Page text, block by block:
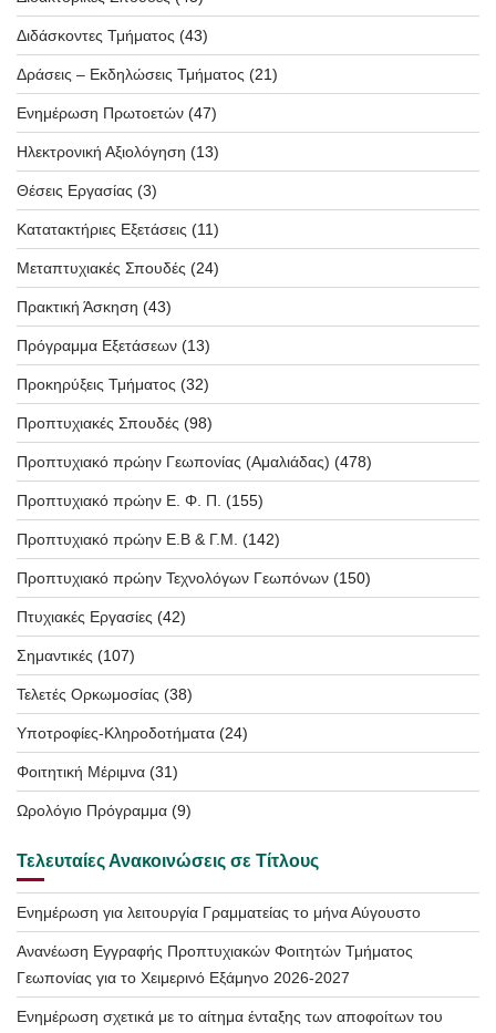
Διδάσκοντες Τμήματος (43)
Δράσεις – Εκδηλώσεις Τμήματος (21)
Ενημέρωση Πρωτοετών (47)
Ηλεκτρονική Αξιολόγηση (13)
Θέσεις Εργασίας (3)
Κατατακτήριες Εξετάσεις (11)
Μεταπτυχιακές Σπουδές (24)
Πρακτική Άσκηση (43)
Πρόγραμμα Εξετάσεων (13)
Προκηρύξεις Τμήματος (32)
Προπτυχιακές Σπουδές (98)
Προπτυχιακό πρώην Γεωπονίας (Αμαλιάδας) (478)
Προπτυχιακό πρώην Ε. Φ. Π. (155)
Προπτυχιακό πρώην Ε.Β & Γ.Μ. (142)
Προπτυχιακό πρώην Τεχνολόγων Γεωπόνων (150)
Πτυχιακές Εργασίες (42)
Σημαντικές (107)
Τελετές Ορκωμοσίας (38)
Υποτροφίες-Κληροδοτήματα (24)
Φοιτητική Μέριμνα (31)
Ωρολόγιο Πρόγραμμα (9)
Τελευταίες Ανακοινώσεις σε Τίτλους
Ενημέρωση για λειτουργία Γραμματείας το μήνα Αύγουστο
Ανανέωση Εγγραφής Προπτυχιακών Φοιτητών Τμήματος
Γεωπονίας για το Χειμερινό Εξάμηνο 2026-2027
Ενημέρωση σχετικά με το αίτημα ένταξης των αποφοίτων του